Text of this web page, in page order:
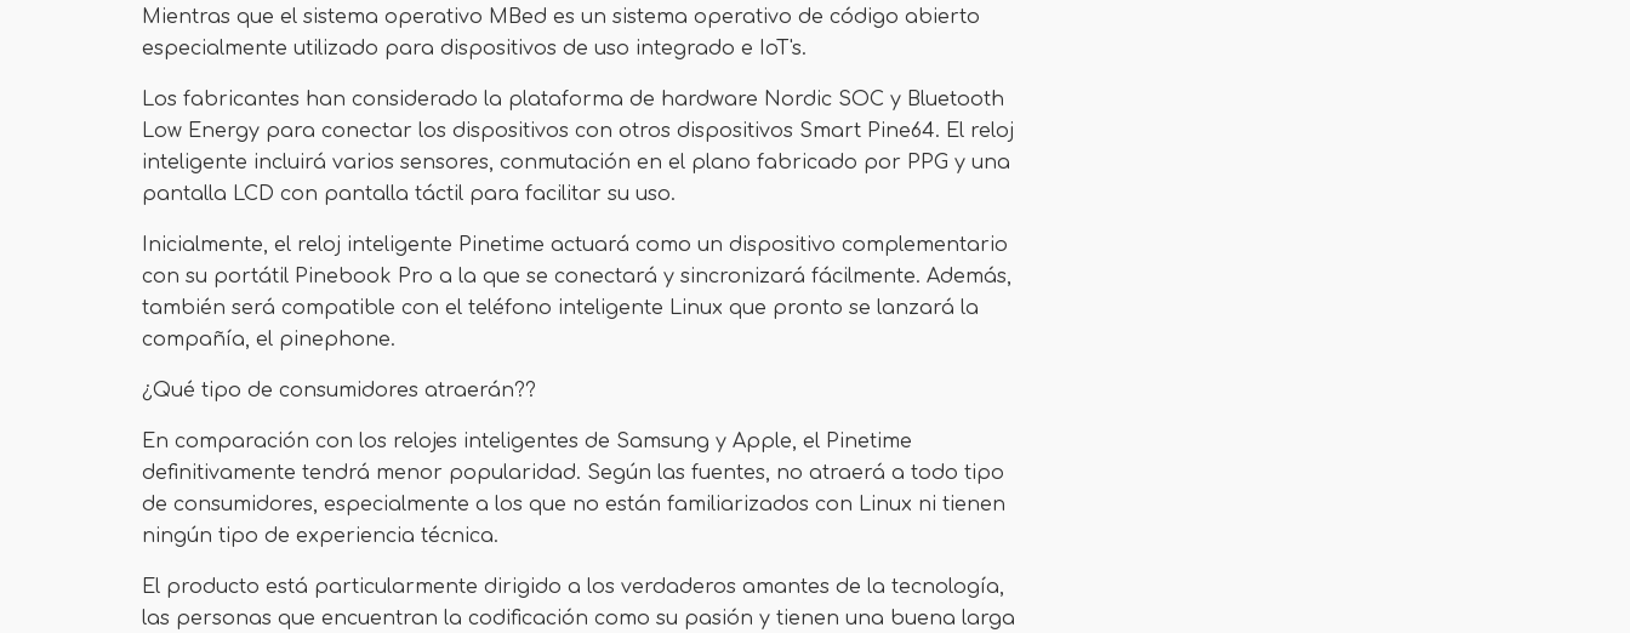
Mientras que el sistema operativo MBed es un sistema operativo de código abierto
especialmente utilizado para dispositivos de uso integrado e IoT's.
Los fabricantes han considerado la plataforma de hardware Nordic SOC y Bluetooth
Low Energy para conectar los dispositivos con otros dispositivos Smart Pine64. El reloj
inteligente incluirá varios sensores, conmutación en el plano fabricado por PPG y una
pantalla LCD con pantalla táctil para facilitar su uso.
Inicialmente, el reloj inteligente Pinetime actuará como un dispositivo complementario
con su portátil Pinebook Pro a la que se conectará y sincronizará fácilmente. Además,
también será compatible con el teléfono inteligente Linux que pronto se lanzará la
compañía, el pinephone.
¿Qué tipo de consumidores atraerán??
En comparación con los relojes inteligentes de Samsung y Apple, el Pinetime
definitivamente tendrá menor popularidad. Según las fuentes, no atraerá a todo tipo
de consumidores, especialmente a los que no están familiarizados con Linux ni tienen
ningún tipo de experiencia técnica.
El producto está particularmente dirigido a los verdaderos amantes de la tecnología,
las personas que encuentran la codificación como su pasión y tienen una buena larga